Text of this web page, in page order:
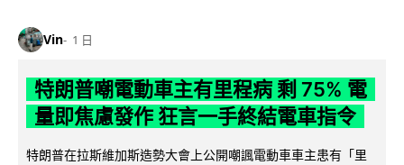
Vin 1 日
特朗普嘲電動車主有里程病 剩 75% 電
量即焦慮發作 狂言一手終結電車指令
特朗普在拉斯維加斯造勢大會上公開嘲諷電動車車主患有「里